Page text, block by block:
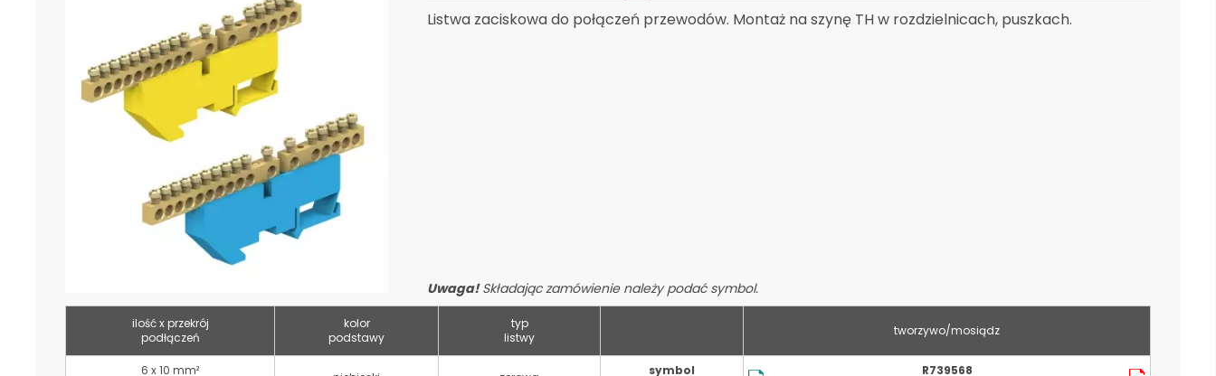
Listwa zaciskowa do połączeń przewodów. Montaż na szynę TH w rozdzielnicach, puszkach.
Uwaga!Składając zamówienie należy podać symbol.
ilość x przekrój
podłączeń
kolor
podstawy
typ
listwy
tworzywo/mosiądz
6 x 10 mm²
symbol
R739568